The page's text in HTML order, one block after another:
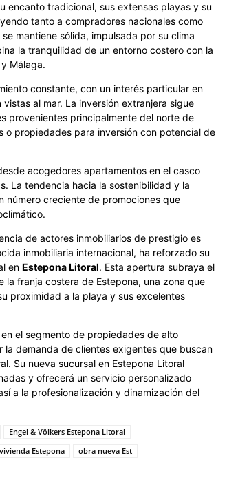
encanto tradicional, sus extensas playas y su
tanto a compradores nacionales como
mantiene sólida, impulsada por su clima
la tranquilidad de un entorno costero con la
Málaga.
constante, con un interés particular en
al mar. La inversión extranjera sigue
provenientes principalmente del norte de
o propiedades para inversión con potencial de
acogedores apartamentos en el casco
La tendencia hacia la sostenibilidad y la
número creciente de promociones que
de actores inmobiliarios de prestigio es
inmobiliaria internacional, ha reforzado su
en Estepona Litoral. Esta apertura subraya el
la franja costera de Estepona, una zona que
proximidad a la playa y sus excelentes
el segmento de propiedades de alto
demanda de clientes exigentes que buscan
Su nueva sucursal en Estepona Litoral
y ofrecerá un servicio personalizado
a la profesionalización y dinamización del
Engel & Völkers Estepona Litoral
Estepona
obra nueva Est